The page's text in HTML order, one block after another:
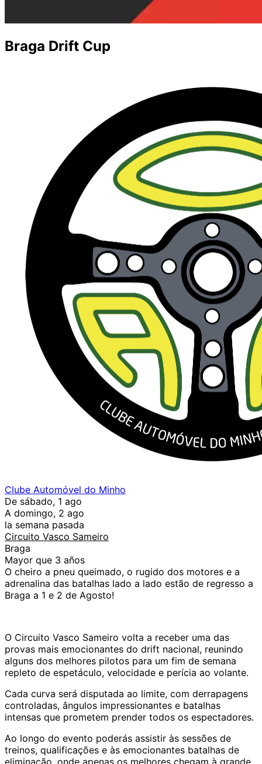
Braga Drift Cup
Clube Automóvel do Minho
De sábado, 1 ago
A domingo, 2 ago
la semana pasada
Circuito Vasco Sameiro
Braga
Mayor que 3 años
O cheiro a pneu queimado, o rugido dos motores e a
adrenalina das batalhas lado a lado estão de regresso a
Braga a 1 e 2 de Agosto!
O Circuito Vasco Sameiro volta a receber uma das
provas mais emocionantes do drift nacional, reunindo
alguns dos melhores pilotos para um fim de semana
repleto de espetáculo, velocidade e perícia ao volante.
Cada curva será disputada ao limite, com derrapagens
controladas, ângulos impressionantes e batalhas
intensas que prometem prender todos os espectadores.
Ao longo do evento poderás assistir às sessões de
treinos, qualificações e às emocionantes batalhas de